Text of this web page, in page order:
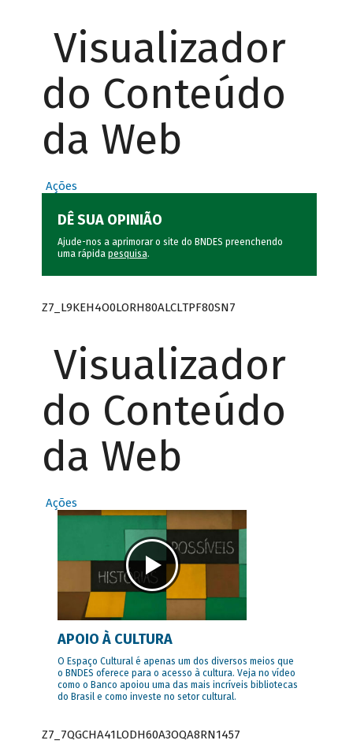
Visualizador
do Conteúdo
da Web
Ações
DÊ SUA OPINIÃO
Ajude-nos a aprimorar o site do BNDES preenchendo
uma rápida pesquisa.
Z7_L9KEH4O0LORH80ALCLTPF80SN7
Visualizador
do Conteúdo
da Web
Ações
APOIO À CULTURA
O Espaço Cultural é apenas um dos diversos meios que
o BNDES oferece para o acesso à cultura. Veja no vídeo
como o Banco apoiou uma das mais incríveis bibliotecas
do Brasil e como investe no setor cultural.
Z7_7QGCHA41LODH60A3OQA8RN1457